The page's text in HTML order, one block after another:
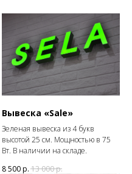
Вывеска «Sale»
Зеленая вывеска из 4 букв
высотой 25 см. Мощностью в 75
Вт. В наличии на складе.
8 500р. 13 000р.